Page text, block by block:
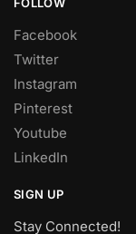
FOLLOW
Facebook
Twitter
Instagram
Pinterest
Youtube
LinkedIn
SIGN UP
Stay Connected!